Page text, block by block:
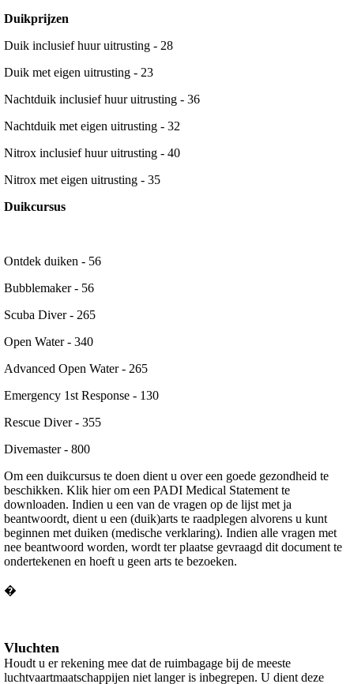
Duikprijzen
Duik inclusief huur uitrusting - 28
Duik met eigen uitrusting - 23
Nachtduik inclusief huur uitrusting - 36
Nachtduik met eigen uitrusting - 32
Nitrox inclusief huur uitrusting - 40
Nitrox met eigen uitrusting - 35
Duikcursus
Ontdek duiken - 56
Bubblemaker - 56
Scuba Diver - 265
Open Water - 340
Advanced Open Water - 265
Emergency 1st Response - 130
Rescue Diver - 355
Divemaster - 800
Om een duikcursus te doen dient u over een goede gezondheid te
beschikken. Klik hier om een PADI Medical Statement te
downloaden. Indien u een van de vragen op de lijst met ja
beantwoordt, dient u een (duik)arts te raadplegen alvorens u kunt
beginnen met duiken (medische verklaring). Indien alle vragen met
nee beantwoord worden, wordt ter plaatse gevraagd dit document te
ondertekenen en hoeft u geen arts te bezoeken.
�
Vluchten
Houdt u er rekening mee dat de ruimbagage bij de meeste
luchtvaartmaatschappijen niet langer is inbegrepen. U dient deze